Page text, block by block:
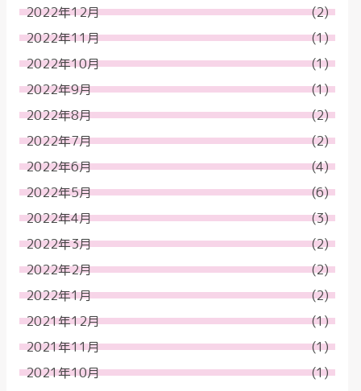
2022年12月
(2)
2022年11月
(1)
2022年10月
(1)
2022年9月
(1)
2022年8月
(2)
2022年7月
(2)
2022年6月
(4)
2022年5月
(6)
2022年4月
(3)
2022年3月
(2)
2022年2月
(2)
2022年1月
(2)
2021年12月
(1)
2021年11月
(1)
2021年10月
(1)